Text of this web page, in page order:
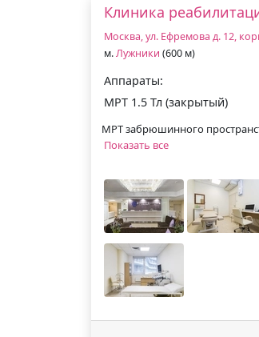
Клиника
Москва, ул. Ефремова д. 12,
м.Лужники (600 м)
Аппараты:
МРТ 1.5 Тл (закрытый)
МРТ забрюшинного
Показать все